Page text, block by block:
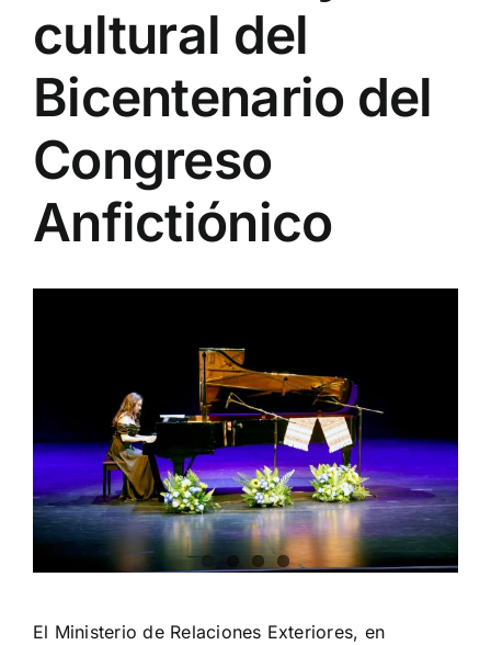
cultural del
Bicentenario del
Congreso
Anfictiónico
El Ministerio de Relaciones Exteriores, en